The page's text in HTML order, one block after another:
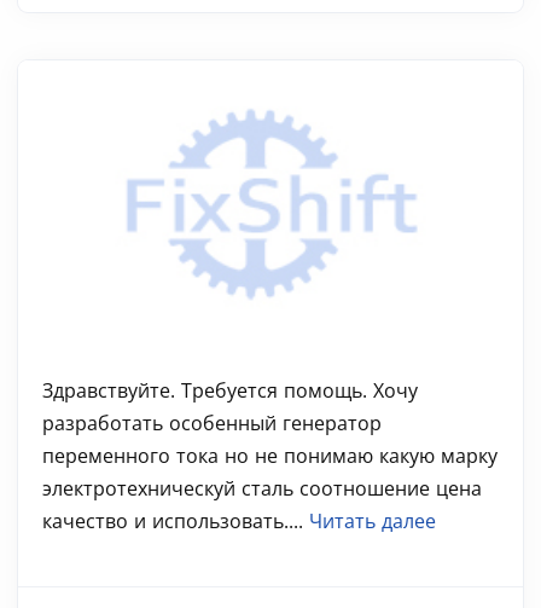
Здравствуйте. Требуется помощь. Хочу
разработать особенный генератор
переменного тока но не понимаю какую марку
электротехническуй сталь соотношение цена
качество и использовать.... Читать далее